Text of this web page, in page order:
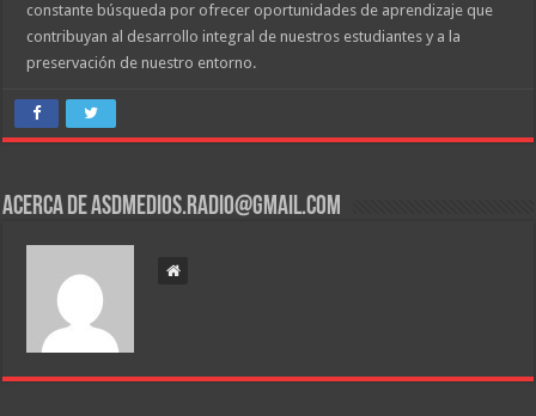
constante búsqueda por ofrecer oportunidades de aprendizaje que
contribuyan al desarrollo integral de nuestros estudiantes y a la
preservación de nuestro entorno.
Acerca de asdmedios.radio@gmail.com